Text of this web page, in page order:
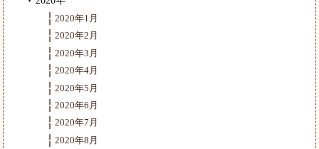
2020年1月
2020年2月
2020年3月
2020年4月
2020年5月
2020年6月
2020年7月
2020年8月